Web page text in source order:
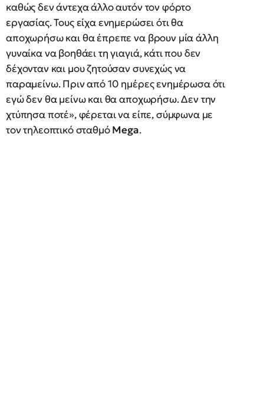
καθώς δεν άντεχα άλλο αυτόν τον φόρτο
εργασίας. Τους είχα ενημερώσει ότι θα
αποχωρήσω και θα έπρεπε να βρουν μία άλλη
γυναίκα να βοηθάει τη γιαγιά, κάτι που δεν
δέχονταν και μου ζητούσαν συνεχώς να
παραμείνω. Πριν από 10 ημέρες ενημέρωσα ότι
εγώ δεν θα μείνω και θα αποχωρήσω. Δεν την
χτύπησα ποτέ», φέρεται να είπε, σύμφωνα με
τον τηλεοπτικό σταθμόMega.